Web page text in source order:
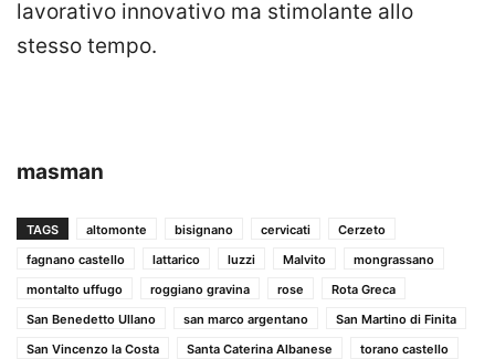
lavorativo innovativo ma stimolante allo
stesso tempo.
masman
TAGS altomonte bisignano cervicati
Cerzeto
fagnano castello
lattarico luzzi Malvito
mongrassano
montalto uffugo
roggiano gravina rose
Rota Greca
San Benedetto Ullano
san marco argentano
San Martino di Finita
San Vincenzo la Costa
Santa Caterina Albanese torano castello